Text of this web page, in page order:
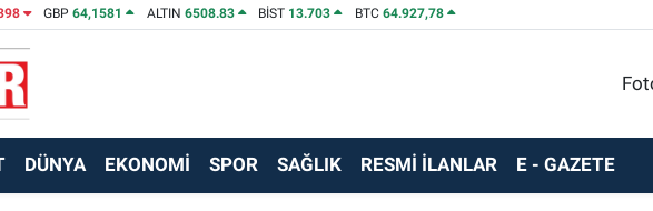
GBP64,1581 ALTIN 6508.83 BİST 13.703 BTC 64.927,78
DÜNYA EKONOMİ SPOR SAĞLIK RESMİ İLANLAR E - GAZETE